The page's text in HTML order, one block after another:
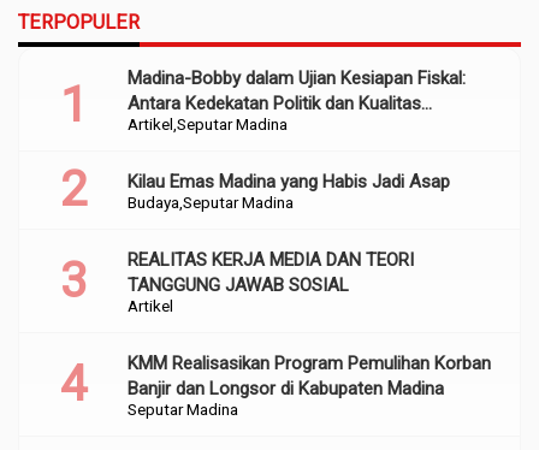
TERPOPULER
Artikel Seputar Madina
Madina-Bobby dalam Ujian Kesiapan Fiskal:
Antara Kedekatan Politik dan Kualitas
Perencanaan
Budaya Seputar Madina
Kilau Emas Madina yang Habis Jadi Asap
Artikel
REALITAS KERJA MEDIA DAN TEORI
TANGGUNG JAWAB SOSIAL
Seputar Madina
KMM Realisasikan Program Pemulihan Korban
Banjir dan Longsor di Kabupaten Madina